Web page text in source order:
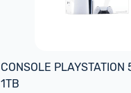
CONSOLE PLAYSTATION
1TB